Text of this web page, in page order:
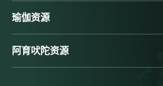
瑜伽资源
阿育吠陀资源